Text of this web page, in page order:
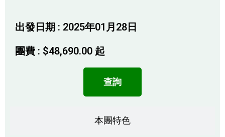
出發日期 : 2025年01月28日
團費 : $48,690.00 起
查詢
本團特色